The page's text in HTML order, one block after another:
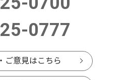
0777
ご意見はこちら